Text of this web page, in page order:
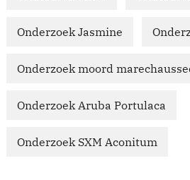
Onderzoek Jasmine
Onderzoek moord
Onderzoek Aruba Portulaca
Onderzoek SXM Aconitum